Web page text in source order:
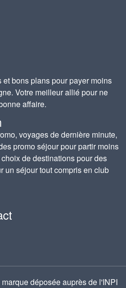
bons plans pour payer moins
Votre meilleur allié pour ne
affaire.
voyages de dernière minute,
promo séjour pour partir moins
de destinations pour des
un séjour tout compris en club
marque déposée auprès de l'INPI